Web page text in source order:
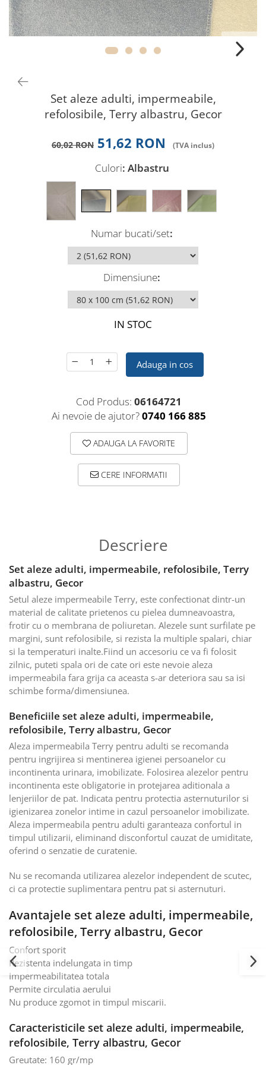
Set aleze adulti, impermeabile,
refolosibile, Terry albastru, Gecor
60,02 RON 51,62 RON
Culori: Albastru
Numar bucati/set:
Dimensiune:
IN STOC
Adauga in cos
Cod Produs: 06164721
Ai nevoie de ajutor?0740 166 885
ADAUGA LA FAVORITE
CERE INFORMATII
Descriere
Set aleze adulti, impermeabile, refolosibile, Terry
albastru, Gecor
Setul aleze impermeabile Terry, este confectionat dintr-un
material de calitate prietenos cu pielea dumneavoastra,
frotir cu o membrana de poliuretan. Alezele sunt surfilate pe
margini, sunt refolosibile, si rezista la multiple spalari, chiar
si la temperaturi inalte.Fiind un accesoriu ce va fi folosit
zilnic, puteti spala ori de cate ori este nevoie aleza
impermeabila fara grija ca aceasta s-ar deteriora sau sa isi
schimbe forma/dimensiunea.
Beneficiile set aleze adulti, impermeabile,
refolosibile, Terry albastru, Gecor
Aleza impermeabila Terry pentru adulti se recomanda
pentru ingrijirea si mentinerea igienei persoanelor cu
incontinenta urinara, imobilizate. Folosirea alezelor pentru
incontinenta este obligatorie in protejarea aditionala a
lenjeriilor de pat. Indicata pentru protectia asternuturilor si
igienizarea zonelor intime in cazul persoanelor imobilizate.
Aleza impermeabila pentru adulti garanteaza confortul in
timpul utilizarii, eliminand disconfortul cauzat de umiditate,
oferind o senzatie de curatenie.
Nu se recomanda utilizarea alezelor independent de scutec,
ci ca protectie suplimentara pentru pat si asternuturi.
Avantajele set aleze adulti, impermeabile,
refolosibile, Terry albastru, Gecor
Confort sporit
Rezistenta indelungata in timp
Impermeabilitatea totala
Permite circulatia aerului
Nu produce zgomot in timpul miscarii.
Caracteristicile set aleze adulti, impermeabile,
refolosibile, Terry albastru, Gecor
Greutate: 160 gr/mp